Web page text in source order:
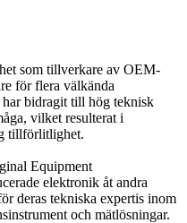
som tillverkare av OEM-
för flera välkända
har bidragit till hög teknisk
vilket resulterat i
tillförlitlighet.
Equipment
elektronik åt andra
deras tekniska expertis inom
och mätlösningar.